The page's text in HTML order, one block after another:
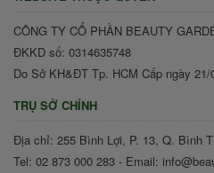
CÔNG TY CỔ PHẦN BEAUTY
ĐKKD số: 0314635748
Do Sở KH&ĐT Tp. HCM Cấp ngày 21/
TRỤ SỞ CHÍNH
Địa chỉ: 255 Bình Lợi, P. 13, Q. Bình
Tel: 02 873 000 283 - Email: